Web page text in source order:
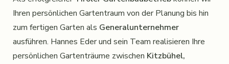
Ihren persönlichen Gartentraum von der Planung bis hin
zum fertigen Garten als Generalunternehmer
ausführen. Hannes Eder und sein Team realisieren Ihre
persönlichen Gartenträume zwischen Kitzbühel,